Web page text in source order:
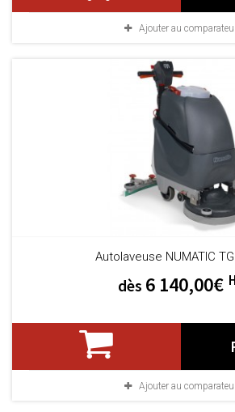
Ajouter au
Autolaveuse NUMATIC
dès 6 140,00€
Ajouter au